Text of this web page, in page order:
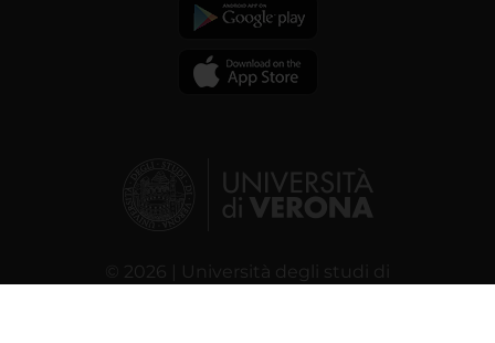
© 2026 | Università degli studi di